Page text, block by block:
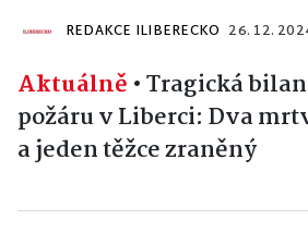
REDAKCE ILIBERECKO 26. 12.
Aktuálně •Tragická
požáru v Liberci: Dva
a jeden těžce zraněný